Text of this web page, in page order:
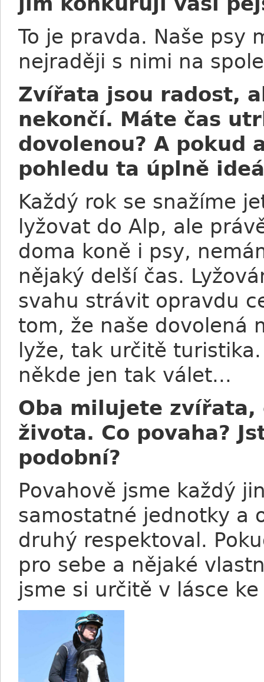
To je pravda. Naše psy
nejraději s nimi na
Zvířata jsou radost,
nekončí. Máte čas
dovolenou? A pokud
pohledu ta úplně
Každý rok se snažíme
lyžovat do Alp, ale
doma koně i psy,
nějaký delší čas.
svahu strávit opravdu
tom, že naše dovolená
lyže, tak určitě
někde jen tak válet...
Oba milujete
života. Co povaha?
podobní?
Povahově jsme každý
samostatné jednotky a
druhý respektoval.
pro sebe a nějaké
jsme si určitě v lásce